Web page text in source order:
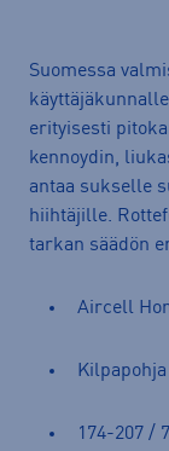
Suomessa
erityisesti
kennoydin,
antaa sukselle
hiihtäjille.
tarkan säädön
Aircell
Kilpapohja
174-207 /